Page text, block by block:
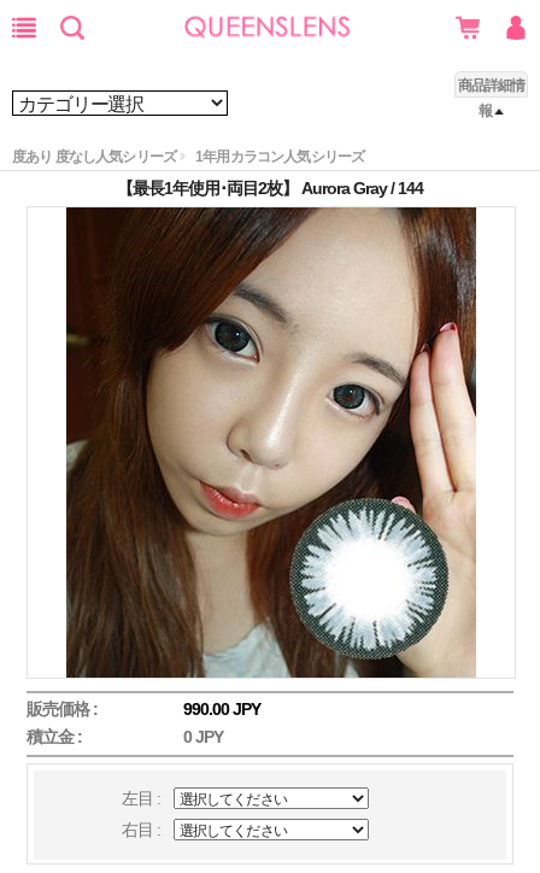
度あり 度なし人気シリーズ 1年用カラコン人気シリーズ
商品詳細情
報
【最長1年使用･両目2枚】 Aurora Gray / 144
販売価格 :
990.00 JPY
積立金 :
0 JPY
左目 :
右目 :